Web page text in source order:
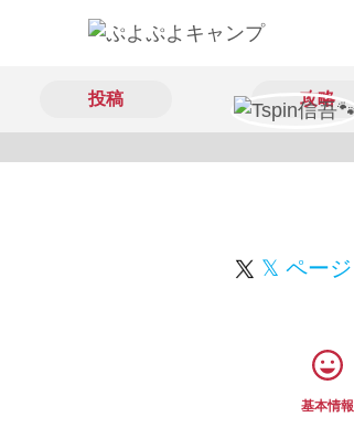
投稿 攻略
𝕏 ページ
基本情報